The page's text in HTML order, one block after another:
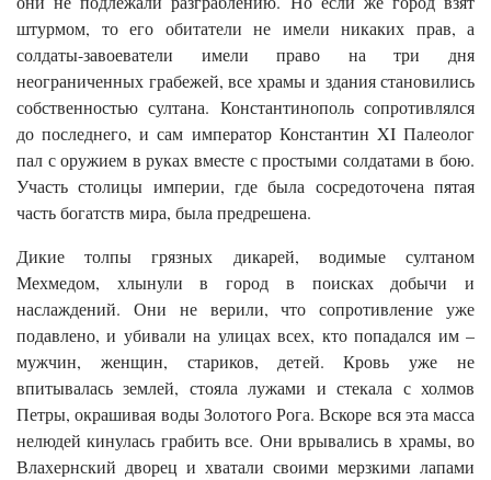
штурмом, то его обитатели не имели никаких прав, а
солдаты-завоеватели имели право на три дня
неограниченных грабежей, все храмы и здания становились
собственностью султана. Константинополь сопротивлялся
до последнего, и сам император Константин XI Палеолог
пал с оружием в руках вместе с простыми солдатами в бою.
Участь столицы империи, где была сосредоточена пятая
часть богатств мира, была предрешена.
Дикие толпы грязных дикарей, водимые султаном
Мехмедом, хлынули в город в поисках добычи и
наслаждений. Они не верили, что сопротивление уже
подавлено, и убивали на улицах всех, кто попадался им –
мужчин, женщин, стариков, детей. Кровь уже не
впитывалась землей, стояла лужами и стекала с холмов
Петры, окрашивая воды Золотого Рога. Вскоре вся эта масса
нелюдей кинулась грабить все. Они врывались в храмы, во
Влахернский дворец и хватали своими мерзкими лапами